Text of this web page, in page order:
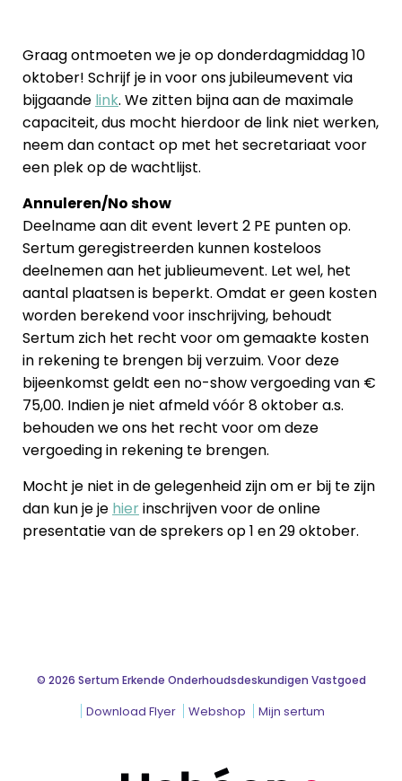
Graag ontmoeten we je op donderdagmiddag 10
oktober! Schrijf je in voor ons jubileumevent via
bijgaande link. We zitten bijna aan de maximale
capaciteit, dus mocht hierdoor de link niet werken,
neem dan contact op met het secretariaat voor
een plek op de wachtlijst.
Annuleren/No show
Deelname aan dit event levert 2 PE punten op.
Sertum geregistreerden kunnen kosteloos
deelnemen aan het jublieumevent. Let wel, het
aantal plaatsen is beperkt. Omdat er geen kosten
worden berekend voor inschrijving, behoudt
Sertum zich het recht voor om gemaakte kosten
in rekening te brengen bij verzuim. Voor deze
bijeenkomst geldt een no-show vergoeding van €
75,00. Indien je niet afmeld vóór 8 oktober a.s.
behouden we ons het recht voor om deze
vergoeding in rekening te brengen.
Mocht je niet in de gelegenheid zijn om er bij te zijn
dan kun je je hierinschrijven voor de online
presentatie van de sprekers op 1 en 29 oktober.
© 2026 Sertum Erkende Onderhoudsdeskundigen Vastgoed
Download Flyer Webshop Mijn sertum